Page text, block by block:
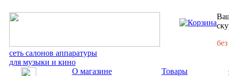
сеть салонов аппаратуры
для музыки и кино
О магазине Товары